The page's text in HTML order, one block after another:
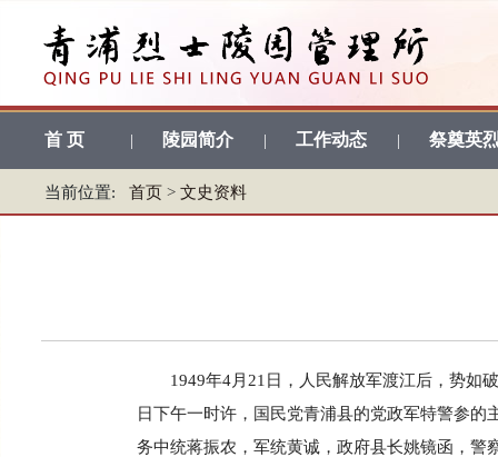
首 页 | 陵园简介 | 工作动态 | 祭奠英
当前位置: 首页 > 文史资料
1949年4月21日，人民解放军渡江后，势如
日下午一时许，国民党青浦县的党政军特警参
务中统蒋振农，军统黄诚，政府县长姚镜函，